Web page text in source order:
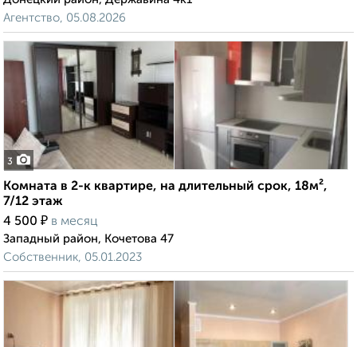
Агентство, 05.08.2026
3
Комната в 2-к квартире, на длительный срок, 18м²,
7/12 этаж
4 500 ₽ в месяц
Западный район, Кочетова 47
Собственник, 05.01.2023